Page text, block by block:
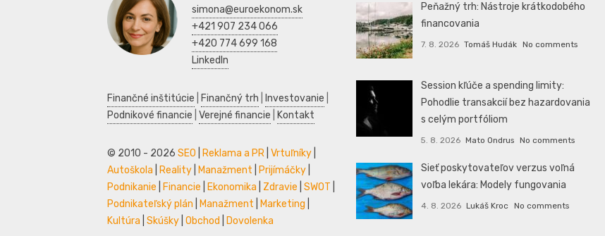
simona@euroekonom.sk
+421 907 234 066
+420 774 699 168
LinkedIn
Finančné inštitúcie Finančný trh Investovanie
Podnikové financie Verejné financie Kontakt
© 2010 - 2026 SEO Reklama a PR Vrtuľníky
Autoškola Reality Manažment Prijímáčky
Podnikanie Financie Ekonomika Zdravie SWOT
Podnikateľský plán Manažment Marketing
Kultúra Skúšky Obchod Dovolenka
Peňažný trh: Nástroje krátkodobého
financovania
7. 8. 2026 Tomáš Hudák No comments
Session kľúče a spending limity:
Pohodlie transakcií bez hazardovania
s celým portfóliom
5. 8. 2026 Mato Ondrus No comments
Sieť poskytovateľov verzus voľná
voľba lekára: Modely fungovania
4. 8. 2026 Lukáš Kroc No comments